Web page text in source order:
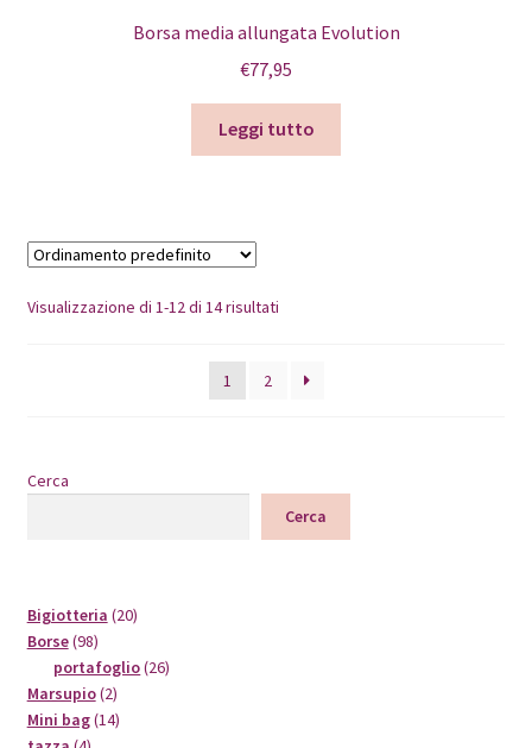
Borsa media allungata Evolution
€77,95
Leggi tutto
Visualizzazione di 1-12 di 14 risultati
1 2
Cerca
Cerca
Bigiotteria 2020
Borse 9898
prodotti
portafoglio 2626
Marsupio 22
prodotti
Mini bag 1414